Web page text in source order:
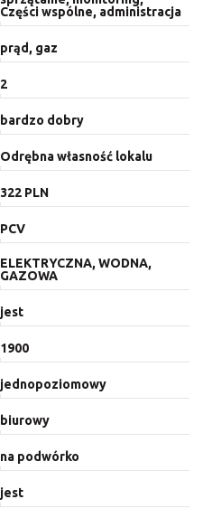
Części wspólne, administracja
prąd, gaz
2
bardzo dobry
Odrębna własność lokalu
322 PLN
PCV
ELEKTRYCZNA, WODNA,
GAZOWA
jest
1900
jednopoziomowy
biurowy
na podwórko
jest